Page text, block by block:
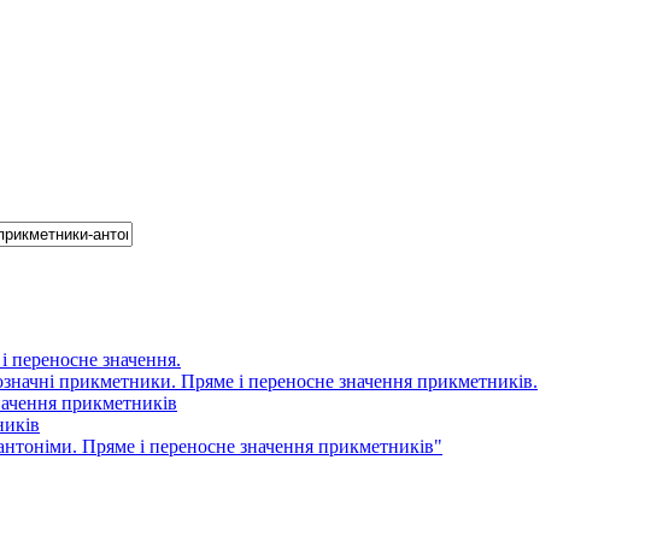
переносне значення.
прикметники. Пряме і переносне значення прикметників.
прикметників
Пряме і переносне значення прикметників"